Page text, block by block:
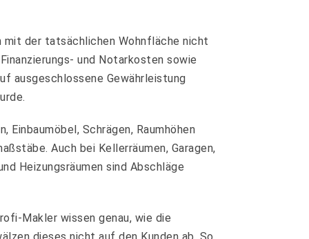
mit der tatsächlichen Wohnfläche nicht
und Notarkosten sowie
ausgeschlossene Gewährleistung
Schrägen, Raumhöhen
Auch bei Kellerräumen, Garagen,
Heizungsräumen sind Abschläge
Makler wissen genau, wie die